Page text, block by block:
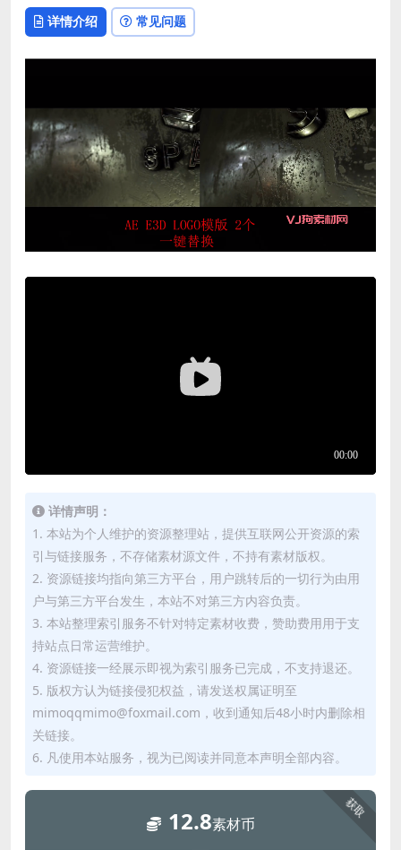
详情介绍 常见问题
详情声明：
1. 本站为个人维护的资源整理站，提供互联网公开资源的索
引与链接服务，不存储素材源文件，不持有素材版权。
2. 资源链接均指向第三方平台，用户跳转后的一切行为由用
户与第三方平台发生，本站不对第三方内容负责。
3. 本站整理索引服务不针对特定素材收费，赞助费用用于支
持站点日常运营维护。
4. 资源链接一经展示即视为索引服务已完成，不支持退还。
5. 版权方认为链接侵犯权益，请发送权属证明至
mimoqqmimo@foxmail.com，收到通知后48小时内删除相
关链接。
6. 凡使用本站服务，视为已阅读并同意本声明全部内容。
获取
12.8素材币